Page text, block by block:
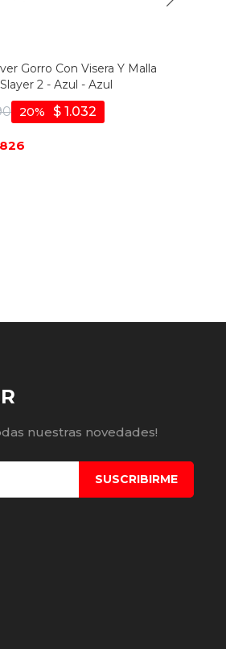
Gorro Con Visera Y Malla
2 - Azul - Azul
$ 1.032
20
826
nuestras novedades!
SUSCRIBIRME